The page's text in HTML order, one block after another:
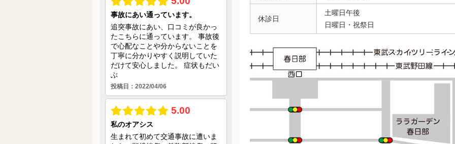
休診日
土曜日午後
日曜日・祝祭日